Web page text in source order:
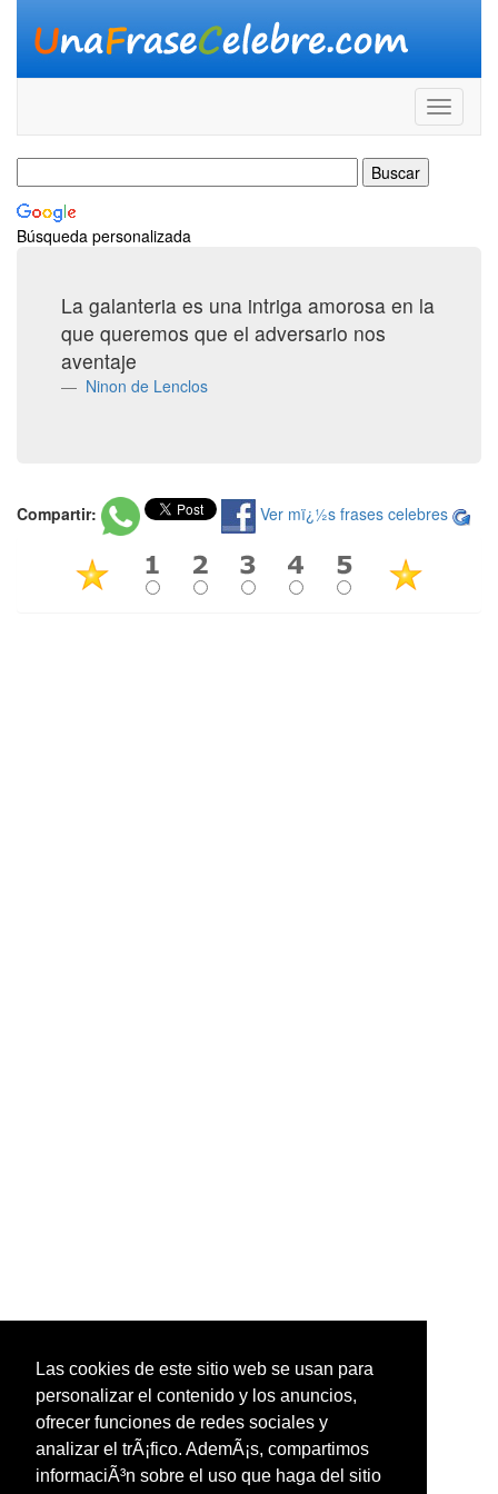
Las cookies de este sitio web se usan para
personalizar el contenido y los anuncios,
ofrecer funciones de redes sociales y
analizar el trÃ¡fico. AdemÃ¡s, compartimos
informaciÃ³n sobre el uso que haga del sitio
Búsqueda personalizada
La galanteria es una intriga amorosa en la
que queremos que el adversario nos
aventaje
Ninon de Lenclos
Compartir: Ver mï¿½s frases celebres